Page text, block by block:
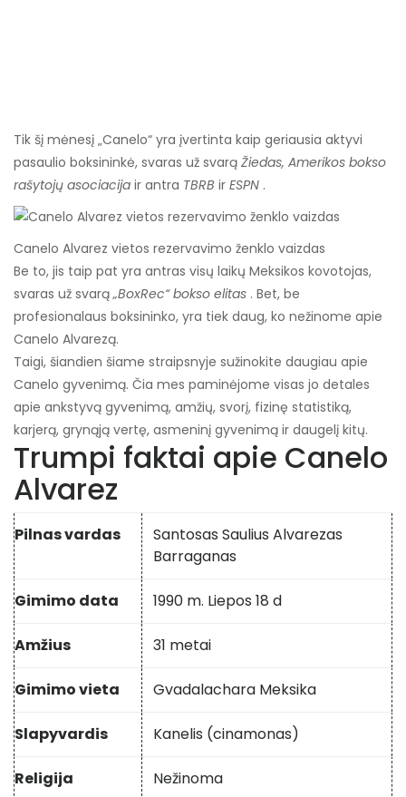
Tik šį mėnesį „Canelo“ yra įvertinta kaip geriausia aktyvi
pasaulio boksininkė, svaras už svarą Žiedas, Amerikos bokso
rašytojų asociacija ir antra TBRB ir ESPN .
Canelo Alvarez vietos rezervavimo ženklo vaizdas
Be to, jis taip pat yra antras visų laikų Meksikos kovotojas,
svaras už svarą„BoxRec“ bokso elitas . Bet, be
profesionalaus boksininko, yra tiek daug, ko nežinome apie
Canelo Alvarezą.
Taigi, šiandien šiame straipsnyje sužinokite daugiau apie
Canelo gyvenimą. Čia mes paminėjome visas jo detales
apie ankstyvą gyvenimą, amžių, svorį, fizinę statistiką,
karjerą, grynąją vertę, asmeninį gyvenimą ir daugelį kitų.
Trumpi faktai apie Canelo
Alvarez
Pilnas vardas
Santosas Saulius Alvarezas
Barraganas
Gimimo data 1990 m. Liepos 18 d
Amžius 31 metai
Gimimo vieta Gvadalachara Meksika
Slapyvardis Kanelis (cinamonas)
Religija Nežinoma